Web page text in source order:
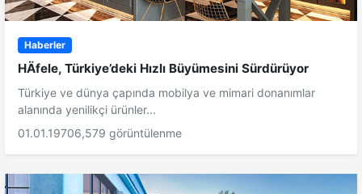
Haberler
HÄfele, Türkiye’deki Hızlı Büyümesini Sürdürüyor
Türkiye ve dünya çapında mobilya ve mimari donanımlar
alanında yenilikçi ürünler...
01.01.19706,579 görüntülenme